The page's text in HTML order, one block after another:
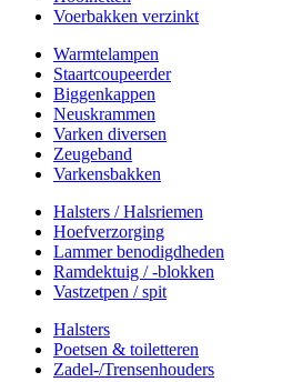
Voerbakken verzinkt
Warmtelampen
Staartcoupeerder
Biggenkappen
Neuskrammen
Varken diversen
Zeugeband
Varkensbakken
Halsters / Halsriemen
Hoefverzorging
Lammer benodigdheden
Ramdektuig / -blokken
Vastzetpen / spit
Halsters
Poetsen & toiletteren
Zadel-/Trensenhouders